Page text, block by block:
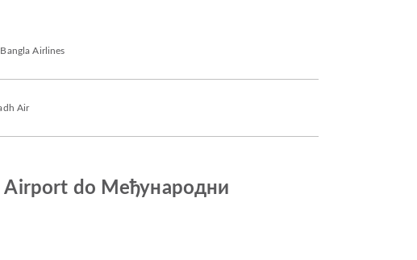
Airlines
Air
Airport do Међународни